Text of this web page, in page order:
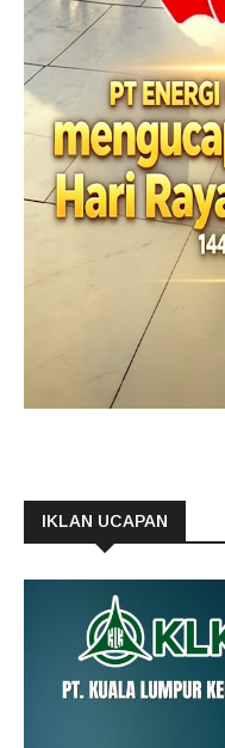
IKLAN UCAPAN